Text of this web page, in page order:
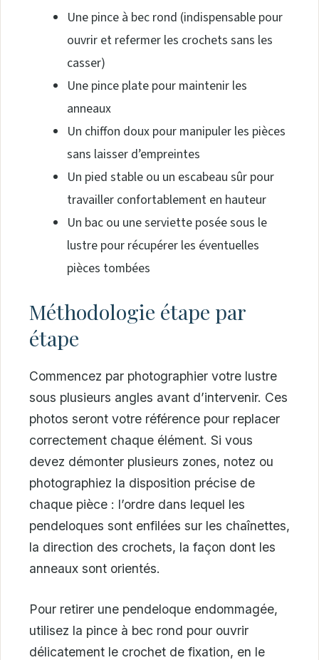
Une pince à bec rond (indispensable pour
ouvrir et refermer les crochets sans les
casser)
Une pince plate pour maintenir les
anneaux
Un chiffon doux pour manipuler les pièces
sans laisser d’empreintes
Un pied stable ou un escabeau sûr pour
travailler confortablement en hauteur
Un bac ou une serviette posée sous le
lustre pour récupérer les éventuelles
pièces tombées
Méthodologie étape par
étape
Commencez par photographier votre lustre
sous plusieurs angles avant d’intervenir. Ces
photos seront votre référence pour replacer
correctement chaque élément. Si vous
devez démonter plusieurs zones, notez ou
photographiez la disposition précise de
chaque pièce : l’ordre dans lequel les
pendeloques sont enfilées sur les chaînettes,
la direction des crochets, la façon dont les
anneaux sont orientés.
Pour retirer une pendeloque endommagée,
utilisez la pince à bec rond pour ouvrir
délicatement le crochet de fixation, en le